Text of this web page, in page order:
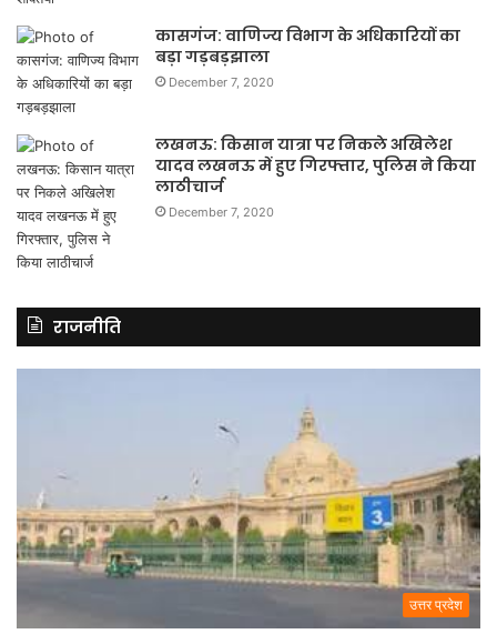
कासगंज: वाणिज्य विभाग के अधिकारियों का
बड़ा गड़बड़झाला
December 7, 2020
लखनऊ: किसान यात्रा पर निकले अखिलेश
यादव लखनऊ में हुए गिरफ्तार, पुलिस ने किया
लाठीचार्ज
December 7, 2020
राजनीति
उत्तर प्रदेश